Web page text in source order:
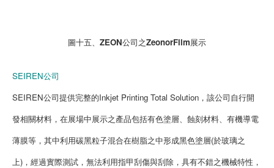
圖十五、ZEON公司之ZeonorFilm展示
SEIREN公司
SEIREN公司提供完整的Inkjet Printing Total Solution，該公司自行開
發相關材料，在展場中展示之產品包括有色塗層、蝕刻材料、有機導電
薄膜等，其中利用碳黑粒子混合在樹脂之中形成黑色塗層(於玻璃之
上)，經過實際測試，無法利用指甲刮傷與刮除，具有不錯之機械特性，